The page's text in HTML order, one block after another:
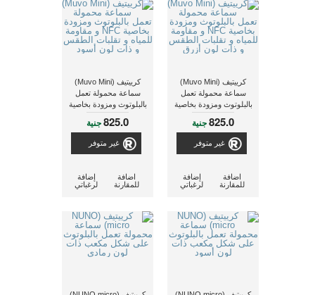
كرييتيف (Muvo Mini)
سماعة محمولة تعمل
بالبلوتوث ومزودة بخاصية
NFC و مقاومة للمياه و
تقلبات الطقس و ذات
825.0جنية
غير متوفر
إضافة
لرغباتي
اضافة
للمقارنة
كرييتيف (Muvo Mini)
سماعة محمولة تعمل
بالبلوتوث ومزودة بخاصية
NFC و مقاومة للمياه و
تقلبات الطقس و ذات
825.0جنية
غير متوفر
إضافة
لرغباتي
اضافة
للمقارنة